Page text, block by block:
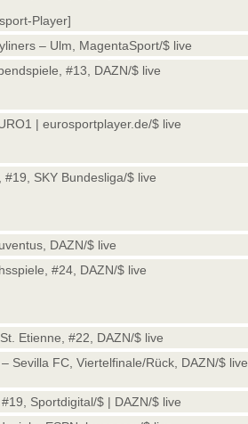
Player]
– Ulm, MagentaSport/$ live
#13, DAZN/$ live
| eurosportplayer.de/$ live
SKY Bundesliga/$ live
DAZN/$ live
#24, DAZN/$ live
Etienne, #22, DAZN/$ live
Sevilla FC, Viertelfinale/Rück, DAZN/$ live
Sportdigital/$ | DAZN/$ live